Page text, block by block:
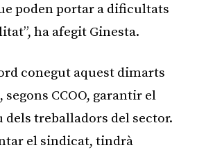
poden portar a dificultats
ha afegit Ginesta.
conegut aquest dimarts
segons CCOO, garantir el
treballadors del sector.
el sindicat, tindrà